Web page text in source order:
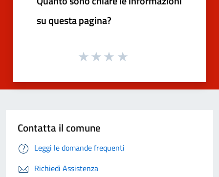
su questa pagina?
Contatta il comune
Leggi le domande frequenti
Richiedi Assistenza